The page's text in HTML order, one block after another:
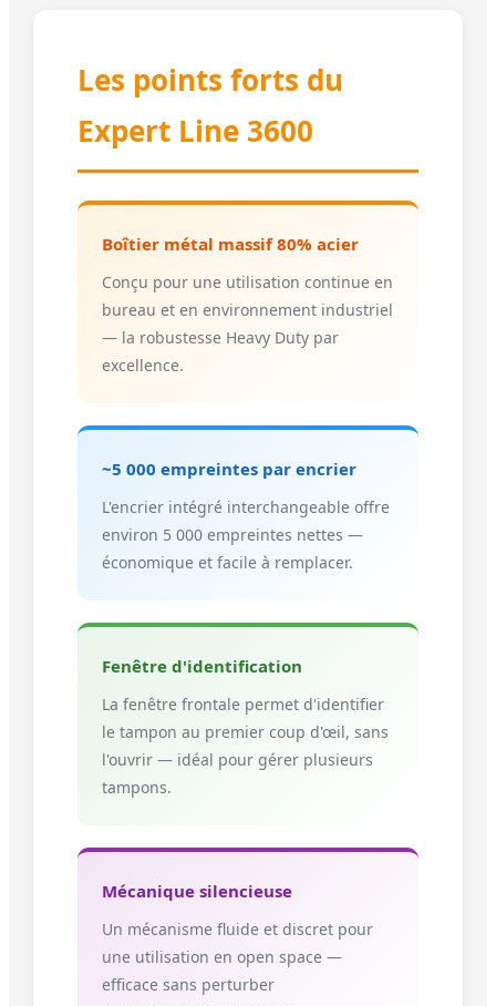
Les points forts du
Expert Line 3600
Boîtier métal massif 80% acier
Conçu pour une utilisation continue en
bureau et en environnement industriel
— la robustesse Heavy Duty par
excellence.
~5 000 empreintes par encrier
L'encrier intégré interchangeable offre
environ 5 000 empreintes nettes —
économique et facile à remplacer.
Fenêtre d'identification
La fenêtre frontale permet d'identifier
le tampon au premier coup d'œil, sans
l'ouvrir — idéal pour gérer plusieurs
tampons.
Mécanique silencieuse
Un mécanisme fluide et discret pour
une utilisation en open space —
efficace sans perturber